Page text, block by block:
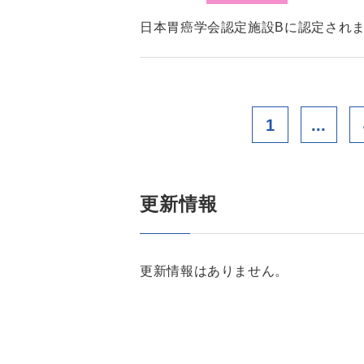
日本胃癌学会認定施設Bに認定され
1 ...
更新情報
更新情報はありません。